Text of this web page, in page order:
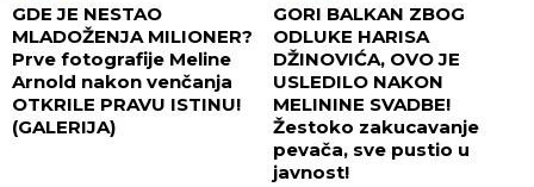
GDE JE NESTAO
MLADOŽENJA MILIONER?
Prve fotografije Meline
Arnold nakon venčanja
OTKRILE PRAVU ISTINU!
(GALERIJA)
GORI BALKAN ZBOG
ODLUKE HARISA
DŽINOVIĆA, OVO JE
USLEDILO NAKON
MELININE SVADBE!
Žestoko zakucavanje
pevača, sve pustio u
javnost!